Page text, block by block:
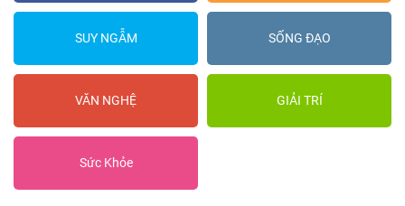
SUY NGẪM SỐNG ĐẠO
VĂN NGHỆ GIẢI TRÍ
Sức Khỏe